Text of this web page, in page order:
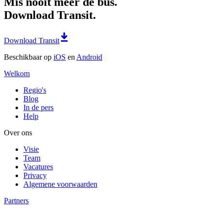
Download Transit.
Download Transit
Beschikbaar op iOS en Android
Welkom
Regio's
Blog
In de pers
Help
Over ons
Visie
Team
Vacatures
Privacy
Algemene voorwaarden
Partners